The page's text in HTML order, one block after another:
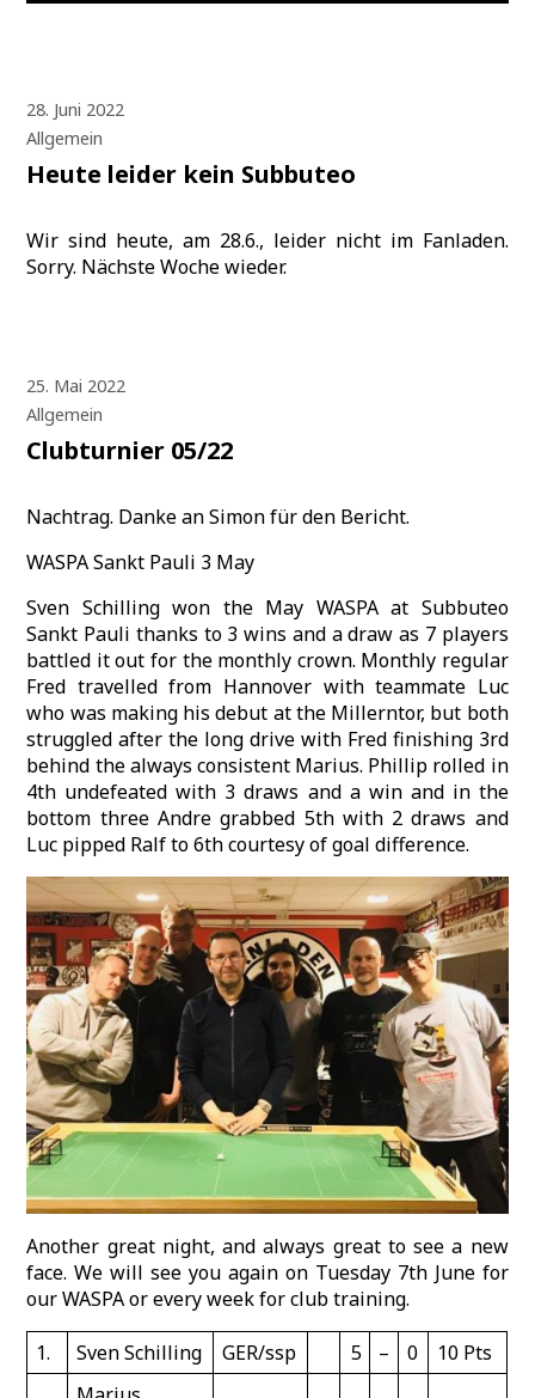
28. Juni 2022
Allgemein
Heute leider kein Subbuteo
Wir sind heute, am 28.6., leider nicht im Fanladen.
Sorry. Nächste Woche wieder.
25. Mai 2022
Allgemein
Clubturnier 05/22
Nachtrag. Danke an Simon für den Bericht.
WASPA Sankt Pauli 3 May
Sven Schilling won the May WASPA at Subbuteo
Sankt Pauli thanks to 3 wins and a draw as 7 players
battled it out for the monthly crown. Monthly regular
Fred travelled from Hannover with teammate Luc
who was making his debut at the Millerntor, but both
struggled after the long drive with Fred finishing 3rd
behind the always consistent Marius. Phillip rolled in
4th undefeated with 3 draws and a win and in the
bottom three Andre grabbed 5th with 2 draws and
Luc pipped Ralf to 6th courtesy of goal difference.
Another great night, and always great to see a new
face. We will see you again on Tuesday 7th June for
our WASPA or every week for club training.
1. Sven Schilling GER/ssp 5 – 0 10 Pts